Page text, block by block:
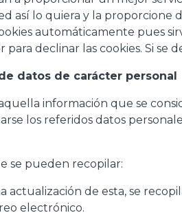
así lo quiera y la
automáticamente pues
declinar las cookies. Si se
datos de carácter personal
información que se
los referidos datos
se pueden recopilar:
actualización de esta, se
electrónico.